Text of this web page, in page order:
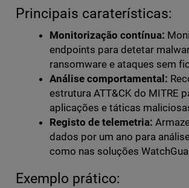
Principais caraterísticas:
Monitorização contínua:
endpoints para detetar
ransomware e ataques sem
Análise comportamental:
estrutura ATT&CK do MITRE
aplicações e táticas
Registo de telemetria:
dados por um ano para
como nas soluções
Exemplo prático: